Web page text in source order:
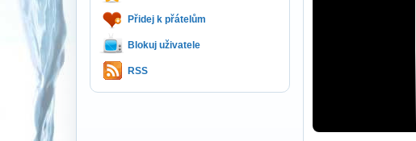
Přidej k přátelům
Blokuj uživatele
RSS